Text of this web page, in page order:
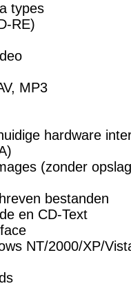
types
RE)
MP3
hardware
(zonder
bestanden
en CD-Text
NT/2000/XP/